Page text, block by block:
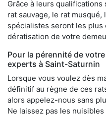
Grâce à leurs
rat sauvage, le rat musqué,
spécialistes seront les
dératisation de votre
Pour la pérennité de
experts à Saint-Saturnin
Lorsque vous voulez dès
définitif au règne de ces
alors appelez-nous sans
Ne laissez pas les